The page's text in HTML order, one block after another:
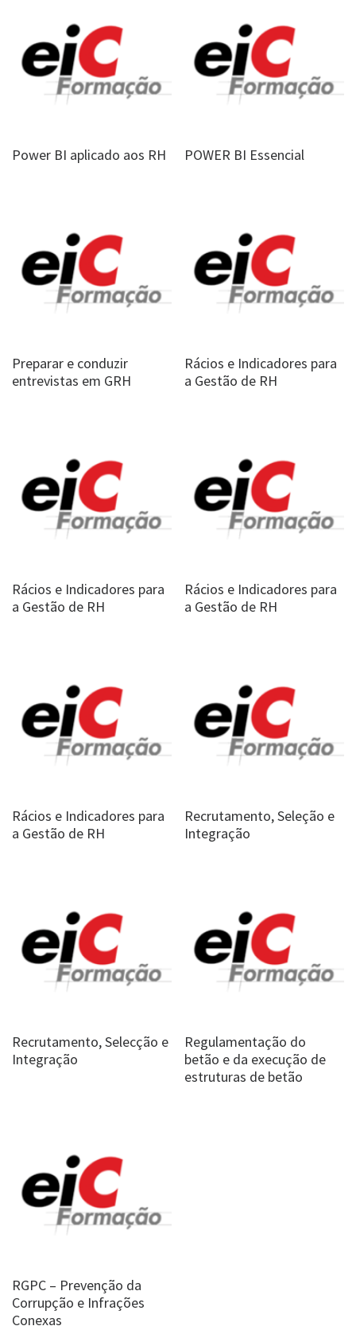
Power BI aplicado aos RH POWER BI Essencial
Preparar e conduzir
entrevistas em GRH
Rácios e Indicadores para
a Gestão de RH
Rácios e Indicadores para
a Gestão de RH
Rácios e Indicadores para
a Gestão de RH
Rácios e Indicadores para
a Gestão de RH
Recrutamento, Seleção e
Integração
Recrutamento, Selecção e
Integração
Regulamentação do
betão e da execução de
estruturas de betão
RGPC – Prevenção da
Corrupção e Infrações
Conexas